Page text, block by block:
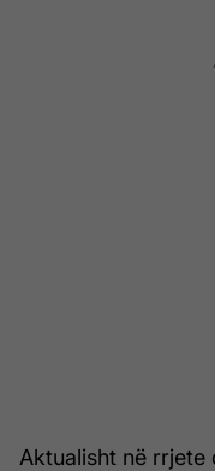
Aktualisht në